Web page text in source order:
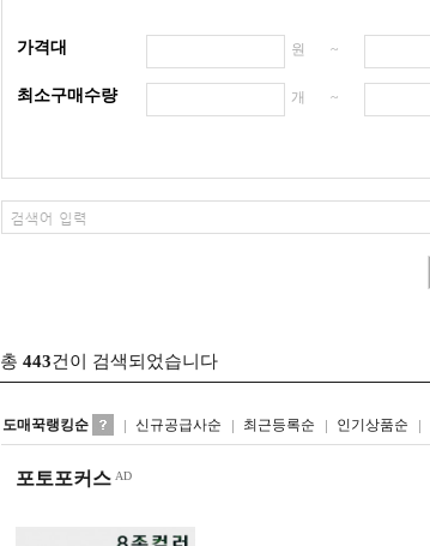
가격대 원 ~
최소구매수량 개 ~
총 443건이 검색되었습니다
도매꾹랭킹순 신규공급사순 최근등록순 인기상품순
리스트형갤러리형
포토포커스